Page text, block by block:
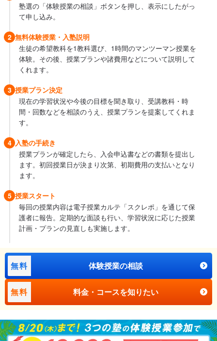
塾選の「体験授業の相談」ボタンを押し、表示にしたがっ
て申し込み。
2 無料体験授業・入塾説明
生徒の希望教科を1教科選び、1時間のマンツーマン授業を
体験。その後、授業プランや諸費用などについて説明して
くれます。
3 授業プラン決定
現在の学習状況や今後の目標を聞き取り、受講教科・時
間・回数などを相談のうえ、授業プランを提案してくれま
す。
4 入塾の手続き
授業プランが確定したら、入会申込書などの書類を提出し
ます。初回授業日が決まり次第、初期費用の支払いとなり
ます。
5 授業スタート
毎回の授業内容は電子授業カルテ「スクレポ」を通じて保
護者に報告。定期的な面談も行い、学習状況に応じた授業
計画・プランの見直しも実施します。
無料 体験授業の相談
無料 料金・コースを知りたい